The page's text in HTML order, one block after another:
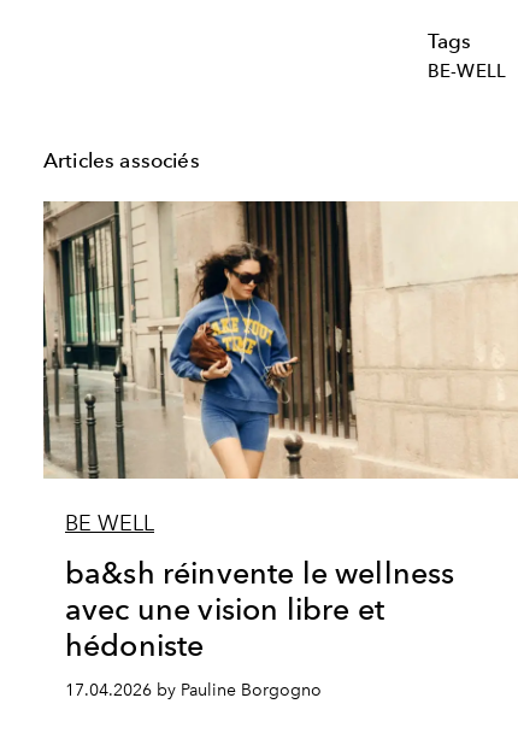
Tags
BE-WELL
Articles associés
BE WELL
ba&sh réinvente le wellness
avec une vision libre et
hédoniste
17.04.2026 by Pauline Borgogno